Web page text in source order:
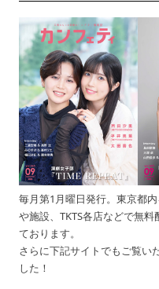
毎月第1月曜日発行。東京都
や施設、TKTS各店などで無
ております。
さらに下記サイトでもご覧い
した！